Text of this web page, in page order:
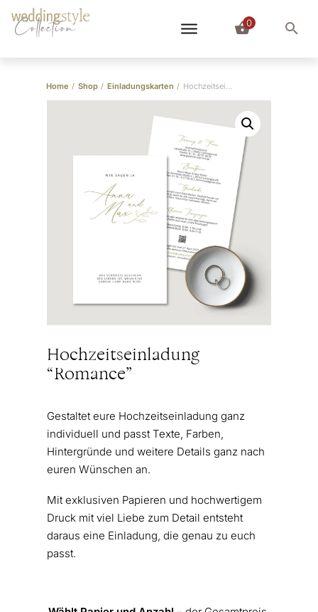
Collection 0
Home / Shop / Einladungskarten / Hochzeitseinladung “Romance”
Hochzeitseinladung
“Romance”
Gestaltet eure Hochzeitseinladung ganz
individuell und passt Texte, Farben,
Hintergründe und weitere Details ganz nach
euren Wünschen an.
Mit exklusiven Papieren und hochwertigem
Druck mit viel Liebe zum Detail entsteht
daraus eine Einladung, die genau zu euch
passt.